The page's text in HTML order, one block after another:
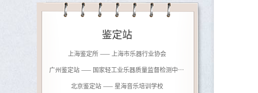
鉴定站
上海鉴定所 —— 上海市乐器行业协会
广州鉴定站 —— 国家轻工业乐器质量监督检测中心（广州）
北京鉴定站 —— 星海音乐培训学校